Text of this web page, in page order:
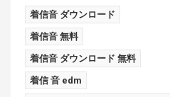
着信音 ダウンロード
着信音 無料
着信音 ダウンロード 無料
着信 音 edm